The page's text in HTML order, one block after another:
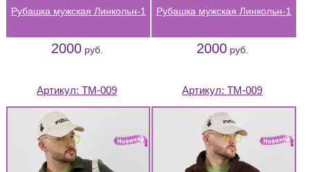
Рубашка мужская Линкольн-1
2000руб.
Рубашка мужская Линкольн-1
2000руб.
Артикул:ТМ-009 Артикул:ТМ-009